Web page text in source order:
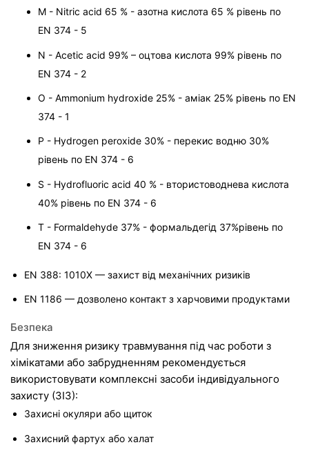
M - Nitric acid 65 % - азотна кислота 65 % рівень по
EN 374 - 5
N - Acetic acid 99% – оцтова кислота 99% рівень по
EN 374 - 2
O - Ammonium hydroxide 25% - аміак 25% рівень по EN
374 - 1
P - Hydrogen peroxide 30% - перекис водню 30%
рівень по EN 374 - 6
S - Hydrofluoric acid 40 % - втористоводнева кислота
40% рівень по EN 374 - 6
T - Formaldehyde 37% - формальдегід 37%рівень по
EN 374 - 6
EN 388: 1010X — захист від механічних ризиків
EN 1186 — дозволено контакт з харчовими продуктами
Безпека
Для зниження ризику травмування під час роботи з
хімікатами або забрудненням рекомендується
використовувати комплексні засоби індивідуального
захисту (ЗІЗ):
Захисні окуляри або щиток
Захисний фартух або халат